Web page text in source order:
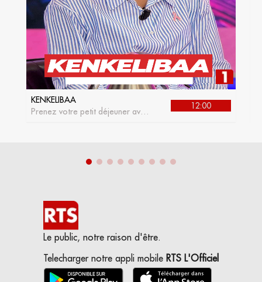
KENKELIBAA
Prenez votre petit déjeuner avec
12:00
Le public, notre raison d'être.
Telecharger notre appli mobile RTS L'Officiel